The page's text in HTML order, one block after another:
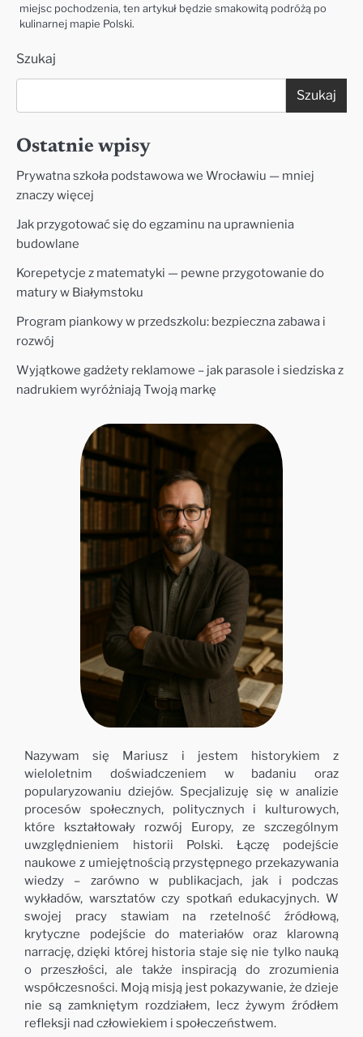
miejsc pochodzenia, ten artykuł będzie smakowitą podróżą po
kulinarnej mapie Polski.
Szukaj
Szukaj
Ostatnie wpisy
Prywatna szkoła podstawowa we Wrocławiu — mniej
znaczy więcej
Jak przygotować się do egzaminu na uprawnienia
budowlane
Korepetycje z matematyki — pewne przygotowanie do
matury w Białymstoku
Program piankowy w przedszkolu: bezpieczna zabawa i
rozwój
Wyjątkowe gadżety reklamowe – jak parasole i siedziska z
nadrukiem wyróżniają Twoją markę
Nazywam się Mariusz i jestem historykiem z
wieloletnim doświadczeniem w badaniu oraz
popularyzowaniu dziejów. Specjalizuję się w analizie
procesów społecznych, politycznych i kulturowych,
które kształtowały rozwój Europy, ze szczególnym
uwzględnieniem historii Polski. Łączę podejście
naukowe z umiejętnością przystępnego przekazywania
wiedzy – zarówno w publikacjach, jak i podczas
wykładów, warsztatów czy spotkań edukacyjnych. W
swojej pracy stawiam na rzetelność źródłową,
krytyczne podejście do materiałów oraz klarowną
narrację, dzięki której historia staje się nie tylko nauką
o przeszłości, ale także inspiracją do zrozumienia
współczesności. Moją misją jest pokazywanie, że dzieje
nie są zamkniętym rozdziałem, lecz żywym źródłem
refleksji nad człowiekiem i społeczeństwem.